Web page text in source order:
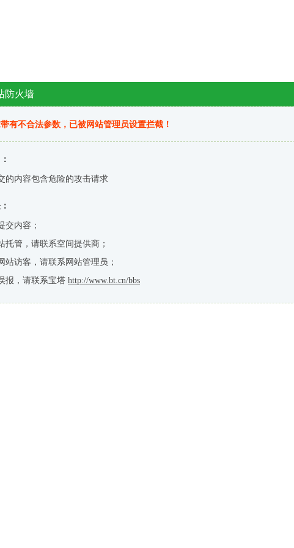
防火墙
有不合法参数，已被网站管理员设置拦截！
的内容包含危险的攻击请求
交内容；
托管，请联系空间提供商；
站访客，请联系网站管理员；
报，请联系宝塔 http://www.bt.cn/bbs